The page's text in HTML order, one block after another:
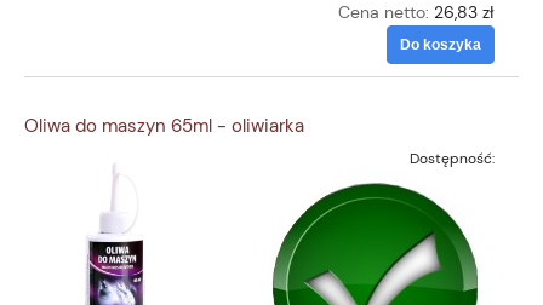
Cena netto: 26,83 zł
Do koszyka
Oliwa do maszyn 65ml - oliwiarka
Dostępność: